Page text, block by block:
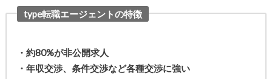
type転職エージェントの特徴
・約80%が非公開求人
・年収交渉、条件交渉など各種交渉に強い